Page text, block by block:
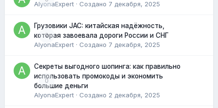
AlyonaExpert · Создано 7 декабря, 2025
0
Грузовики JAC: китайская надёжность,
которая завоевала дороги России и СНГ
AlyonaExpert · Создано 7 декабря, 2025
0
Секреты выгодного шопинга: как правильно
использовать промокоды и экономить
большие деньги
AlyonaExpert · Создано 2 декабря, 2025